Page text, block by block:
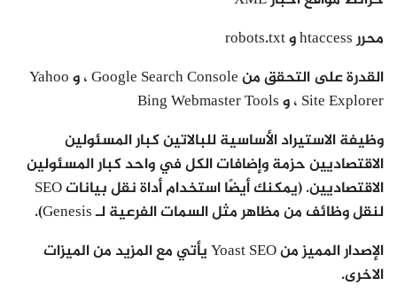
محرر htaccess و robots.txt
القدرة على التحقق من Google Search Console ، و Yahoo
Site Explorer ، و Bing Webmaster Tools
وظيفة الاستيراد الأساسية للبالاتين كبار المسئولين
الاقتصاديين حزمة وإضافات الكل في واحد كبار المسئولين
الاقتصاديين. (يمكنك أيضًا استخدام أداة نقل بيانات SEO
لنقل وظائف من مظاهر مثل السمات الفرعية لـ Genesis).
الإصدار المميز من Yoast SEO يأتي مع المزيد من الميزات
الاخرى.